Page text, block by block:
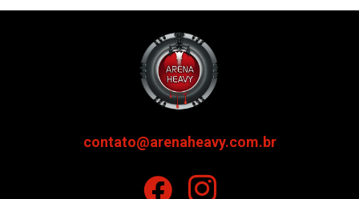
contato@arenaheavy.com.br